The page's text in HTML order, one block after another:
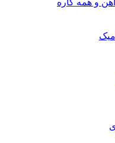
و همه کاره